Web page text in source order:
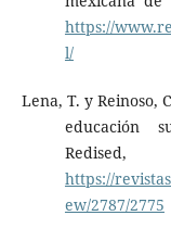
https://
l/
Lena, T. y Reinoso,
educación
https://
ew/2787/2775